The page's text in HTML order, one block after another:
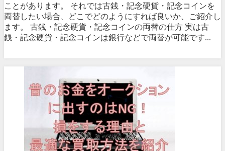
ことがあります。 それでは古銭・記念硬貨・記念コインを
両替したい場合、どこでどのようにすれば良いか、ご紹介し
ます。 古銭・記念硬貨・記念コインの両替の仕方 実は古
銭・記念硬貨・記念コインは銀行などで両替が可能です...